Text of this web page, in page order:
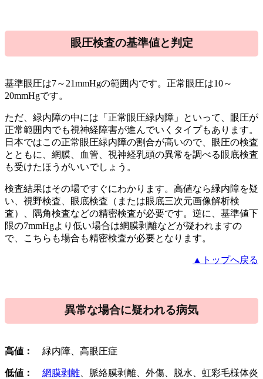
眼圧検査の基準値と判定
基準眼圧は7～21mmHgの範囲内です。正常眼圧は10～
20mmHgです。
ただ、緑内障の中には「正常眼圧緑内障」といって、眼圧が
正常範囲内でも視神経障害が進んでいくタイプもあります。
日本ではこの正常眼圧緑内障の割合が高いので、眼圧の検査
とともに、網膜、血管、視神経乳頭の異常を調べる眼底検査
も受けたほうがいいでしょう。
検査結果はその場ですぐにわかります。高値なら緑内障を疑
い、視野検査、眼底検査（または眼底三次元画像解析検
査）、隅角検査などの精密検査が必要です。逆に、基準値下
限の7mmHgより低い場合は網膜剥離などが疑われますの
で、こちらも場合も精密検査が必要となります。
▲トップへ戻る
異常な場合に疑われる病気
高値： 緑内障、高眼圧症
低値： 網膜剥離 、脈絡膜剥離、外傷、脱水、虹彩毛様体炎